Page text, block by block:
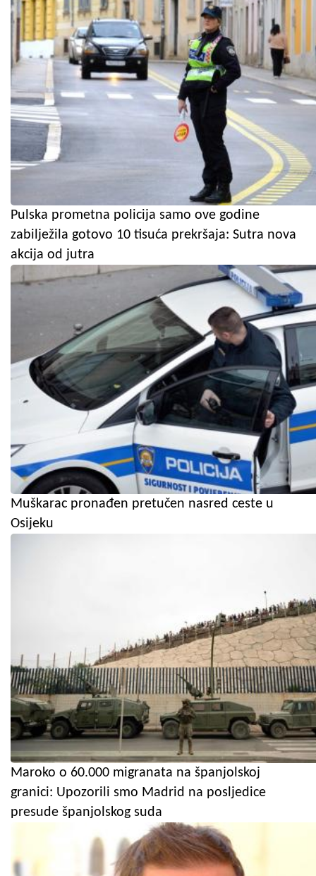
Pulska prometna policija samo ove godine
zabilježila gotovo 10 tisuća prekršaja: Sutra nova
akcija od jutra
Muškarac pronađen pretučen nasred ceste u
Osijeku
Maroko o 60.000 migranata na španjolskoj
granici: Upozorili smo Madrid na posljedice
presude španjolskog suda